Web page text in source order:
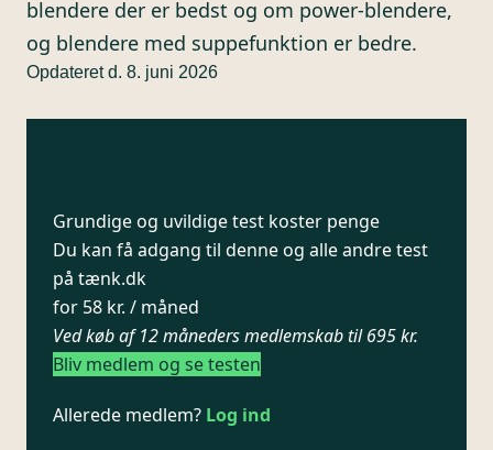
blendere der er bedst og om power-blendere,
og blendere med suppefunktion er bedre.
Opdateret d. 8. juni 2026
Grundige og uvildige test koster penge
Du kan få adgang til denne og alle andre test
på tænk.dk
for 58 kr. / måned
Ved køb af 12 måneders medlemskab til 695 kr.
Bliv medlem og se testen
Allerede medlem? Log ind